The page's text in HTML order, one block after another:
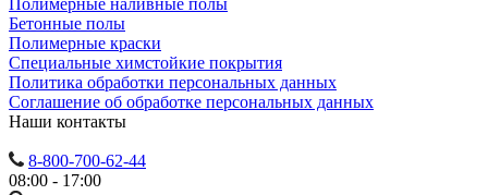
Бетонные полы
Полимерные краски
Специальные химстойкие покрытия
Политика обработки персональных данных
Cоглашение об обработке персональных данных
Наши контакты
8-800-700-62-44
08:00 - 17:00